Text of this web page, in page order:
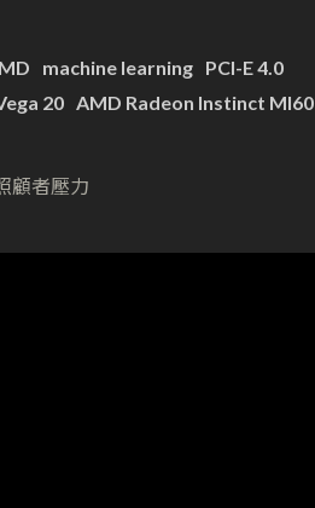
machine learning PCI-E 4.0
20 AMD Radeon Instinct MI60
顧者壓力